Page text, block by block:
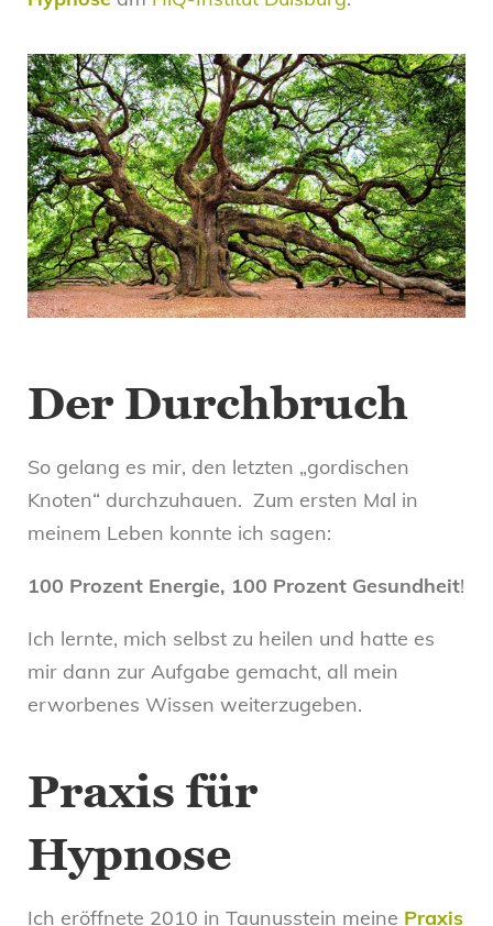
Der Durchbruch
So gelang es mir, den letzten „gordischen
Knoten“ durchzuhauen. Zum ersten Mal in
meinem Leben konnte ich sagen:
100 Prozent Energie, 100 Prozent Gesundheit!
Ich lernte, mich selbst zu heilen und hatte es
mir dann zur Aufgabe gemacht, all mein
erworbenes Wissen weiterzugeben.
Praxis für
Hypnose
Ich eröffnete 2010 in Taunusstein meine Praxis